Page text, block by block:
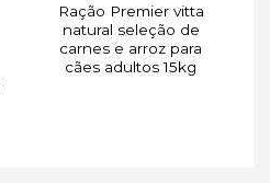
Ração Premier vitta
natural seleção de
carnes e arroz para
cães adultos 15kg